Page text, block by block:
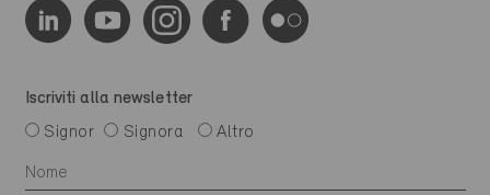
Iscriviti alla newsletter
Signor
Signora Altro